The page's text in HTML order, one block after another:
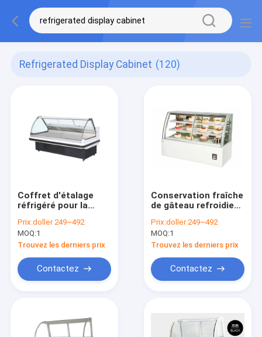
Refrigerated Display Cabinet (120)
Coffret d'étalage
réfrigéré pour la
de viande fraîche de
stockage de boeuf
de porc de mouton
Prix:doller 249~492
MOQ:1
Trouvez les derniers prix
Contactez
Conservation fraîche
de gâteau refroidie
Refrigerated Display
Cabinet
Prix:doller 249~492
MOQ:1
Trouvez les derniers prix
Contactez